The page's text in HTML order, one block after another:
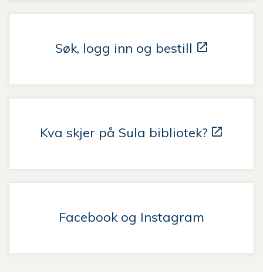
Søk, logg inn og bestill
Kva skjer på Sula bibliotek?
Facebook og Instagram